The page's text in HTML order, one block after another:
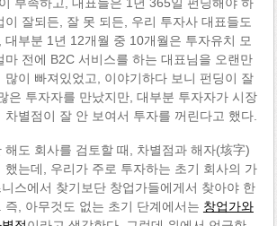
이 잘되든, 잘 못 되든, 우리 투자사 대표들도
대부분 1년 12개월 중 10개월은 투자유치 모
마 전에 B2C 서비스를 하는 대표님을 오랜만
많이 빠져있었고, 이야기하다 보니 펀딩이 잘
은 투자자를 만났지만, 대부분 투자자가 시장
차별점이 잘 안 보여서 투자를 꺼린다고 했다.
해도 회사를 검토할 때, 차별점과 해자(垓字)
했는데, 우리가 주로 투자하는 초기 회사의 가
스에서 찾기보단 창업가들에게서 찾아야 한
즉, 아무것도 없는 초기 단계에서는 창업가와